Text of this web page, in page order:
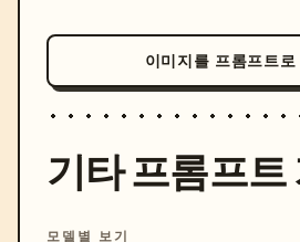
이미지를 프롬프트
기타 프롬프트
모델별 보기